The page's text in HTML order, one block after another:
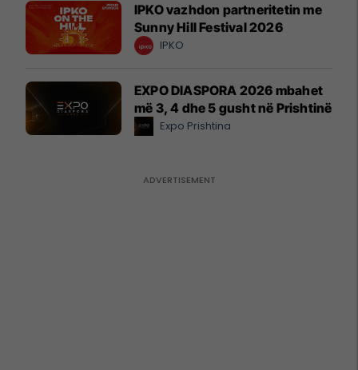
IPKO vazhdon partneritetin me
Sunny Hill Festival 2026
IPKO
EXPO DIASPORA 2026 mbahet
më 3, 4 dhe 5 gusht në Prishtinë
Expo Prishtina